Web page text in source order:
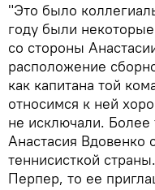
"Это было
году были
со стороны
расположение
как капитана той
относимся к ней
не исключали.
Анастасия Вдовенко
теннисисткой
Перпер, то ее